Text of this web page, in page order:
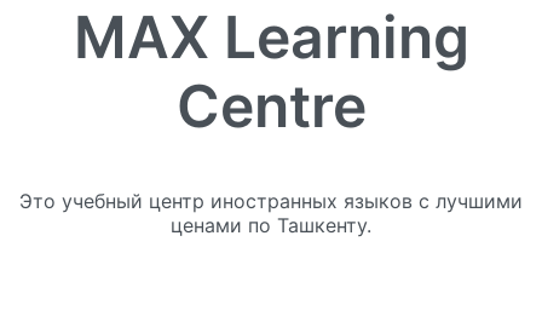
MAX Learning
Centre
Это учебный центр иностранных языков с лучшими
ценами по Ташкенту.